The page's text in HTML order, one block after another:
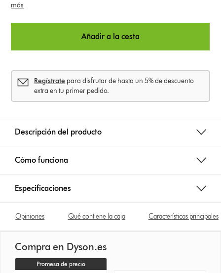
o
s
más
Añadir a la cesta
Regístrate para disfrutar de hasta un 5% de descuento
extra en tu primer pedido.
Descripción del producto
Cómo funciona
Especificaciones
Opiniones Qué contiene la caja Características principales
Compra en Dyson.es
Promesa de precio